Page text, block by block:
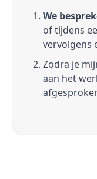
We
of tijdens
vervolgens
Zodra je
aan het